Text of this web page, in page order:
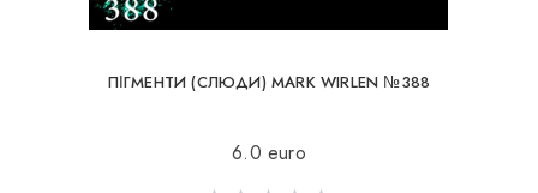
ПІГМЕНТИ (СЛЮДИ) MARK WIRLEN №388
6.0 euro